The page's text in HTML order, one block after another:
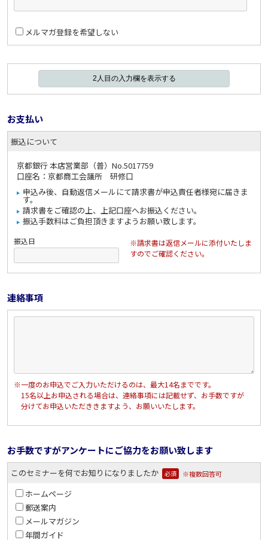
メルマガ登録を希望しない
お支払い
振込について
京都銀行 本店営業部（普）No.5017759
口座名：京都商工会議所 研修口
申込み後、自動返信メールにて請求書が申込責任者様宛に届きま
す。
請求書をご確認の上、上記口座へお振込ください。
振込手数料はご負担頂きますようお願い致します。
振込日
※請求書は返信メールに添付いたしま
すのでご確認ください。
連絡事項
※一度のお申込でご入力いただけるのは、最大14名までです。
15名以上お申込される場合は、連絡事項には記載せず、お手数ですが
分けてお申込いただききますよう、お願いいたします。
お手数ですがアンケートにご協力をお願い致します
このセミナーを何でお知りになりましたか 必須 ※複数回答可
ホームページ
郵送案内
メールマガジン
年間ガイド